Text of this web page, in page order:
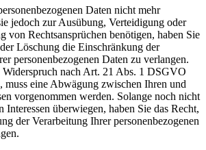
Daten nicht mehr
jedoch zur Ausübung, Verteidigung oder
von Rechtsansprüchen benötigen, haben Sie
Löschung die Einschränkung der
personenbezogenen Daten zu verlangen.
Widerspruch nach Art. 21 Abs. 1 DSGVO
muss eine Abwägung zwischen Ihren und
vorgenommen werden. Solange noch nicht
Interessen überwiegen, haben Sie das Recht,
der Verarbeitung Ihrer personenbezogenen